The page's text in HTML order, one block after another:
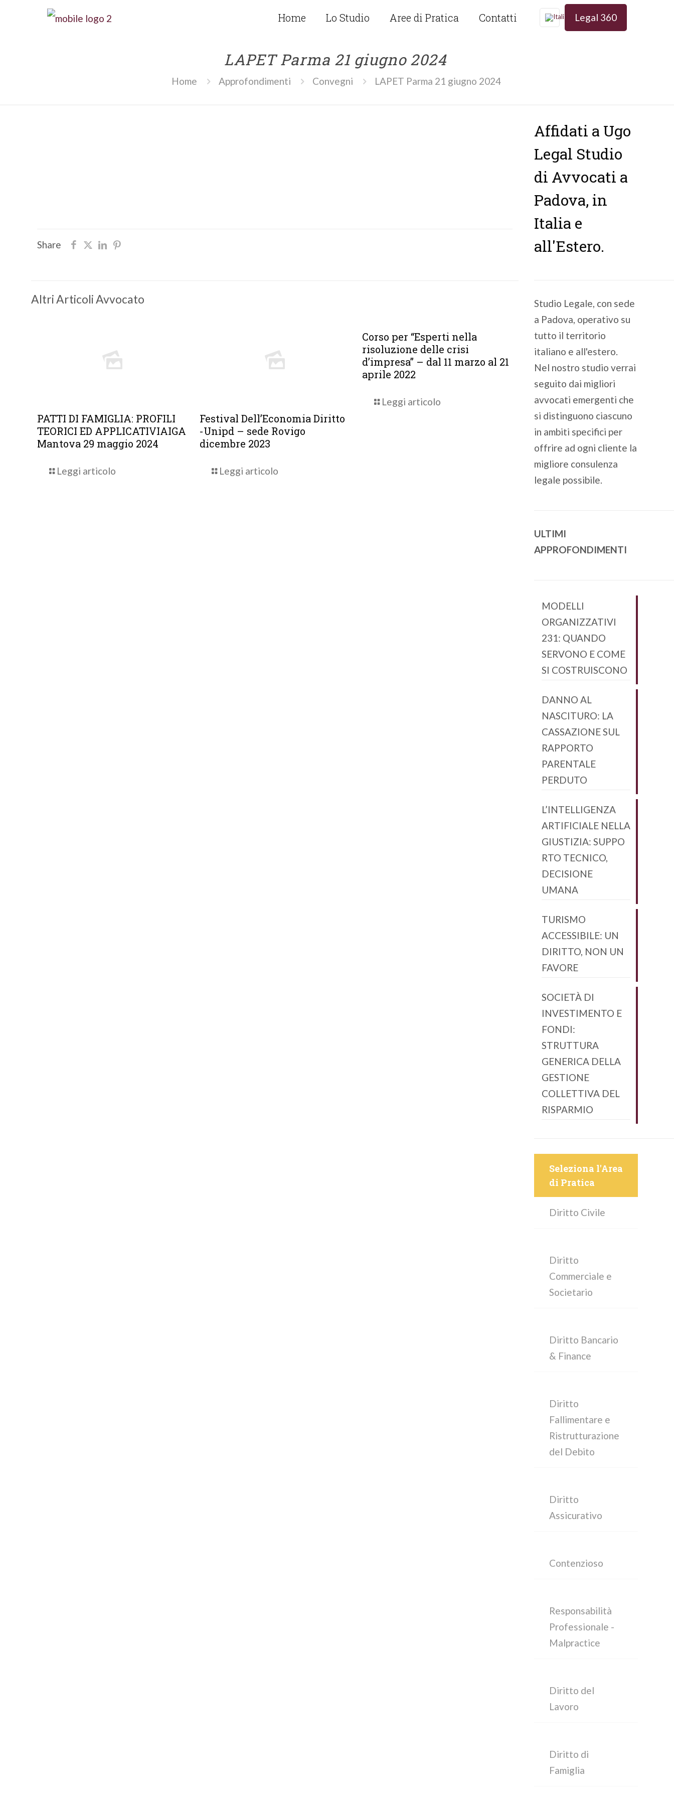
Home Lo Studio Aree di Pratica Contatti Legal 360
LAPET Parma 21 giugno 2024
Home Approfondimenti Convegni LAPET Parma 21 giugno 2024
Share
Altri Articoli Avvocato
PATTI DI FAMIGLIA: PROFILI
TEORICI ED APPLICATIVIAIGA
Mantova 29 maggio 2024
Leggi articolo
Festival Dell’Economia Diritto
-Unipd – sede Rovigo
dicembre 2023
Leggi articolo
Corso per “Esperti nella
risoluzione delle crisi
d’impresa” – dal 11 marzo al 21
aprile 2022
Leggi articolo
Affidati a Ugo
Legal Studio
di Avvocati a
Padova, in
Italia e
all'Estero.
Studio Legale, con sede
a Padova, operativo su
tutto il territorio
italiano e all'estero.
Nel nostro studio verrai
seguito dai migliori
avvocati emergenti che
si distinguono ciascuno
in ambiti specifici per
offrire ad ogni cliente la
migliore consulenza
legale possibile.
ULTIMI
APPROFONDIMENTI
MODELLI
ORGANIZZATIVI
231: QUANDO
SERVONO E COME
SI COSTRUISCONO
DANNO AL
NASCITURO: LA
CASSAZIONE SUL
RAPPORTO
PARENTALE
PERDUTO
L’INTELLIGENZA
ARTIFICIALE NELLA
GIUSTIZIA: SUPPO
RTO TECNICO,
DECISIONE
UMANA
TURISMO
ACCESSIBILE: UN
DIRITTO, NON UN
FAVORE
SOCIETÀ DI
INVESTIMENTO E
FONDI:
STRUTTURA
GENERICA DELLA
GESTIONE
COLLETTIVA DEL
RISPARMIO
Seleziona l'Area
di Pratica
Diritto Civile
Diritto
Commerciale e
Societario
Diritto Bancario
& Finance
Diritto
Fallimentare e
Ristrutturazione
del Debito
Diritto
Assicurativo
Contenzioso
Responsabilità
Professionale -
Malpractice
Diritto del
Lavoro
Diritto di
Famiglia